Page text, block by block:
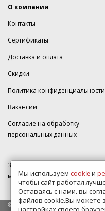
О компании
Контакты
Сертификаты
Доставка и оплата
Скидки
Политика конфиденциальности
Вакансии
Согласие на обработку
персональных данных
350005, г. Краснодар,
магазин Плитка-SDVK.
© 2009—2026 г. Все права
Мы используем cookieи
чтобы сайт работал
Оставаясь с нами, вы
файлов cookie.Вы можете